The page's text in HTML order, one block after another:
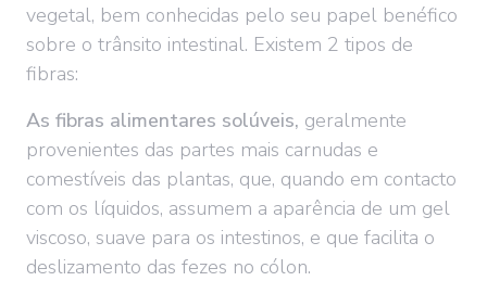
vegetal, bem conhecidas pelo seu papel benéfico
sobre o trânsito intestinal. Existem 2 tipos de
fibras:
As fibras alimentares solúveis, geralmente
provenientes das partes mais carnudas e
comestíveis das plantas, que, quando em contacto
com os líquidos, assumem a aparência de um gel
viscoso, suave para os intestinos, e que facilita o
deslizamento das fezes no cólon.